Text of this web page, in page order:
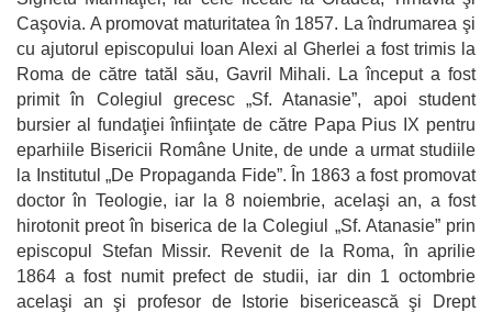
Caşovia. A promovat maturitatea în 1857. La îndrumarea şi
cu ajutorul episcopului Ioan Alexi al Gherlei a fost trimis la
Roma de către tatăl său, Gavril Mihali. La început a fost
primit în Colegiul grecesc „Sf. Atanasie”, apoi student
bursier al fundaţiei înfiinţate de către Papa Pius IX pentru
eparhiile Bisericii Române Unite, de unde a urmat studiile
la Institutul „De Propaganda Fide”. În 1863 a fost promovat
doctor în Teologie, iar la 8 noiembrie, acelaşi an, a fost
hirotonit preot în biserica de la Colegiul „Sf. Atanasie” prin
episcopul Stefan Missir. Revenit de la Roma, în aprilie
1864 a fost numit prefect de studii, iar din 1 octombrie
acelaşi an şi profesor de Istorie bisericească şi Drept